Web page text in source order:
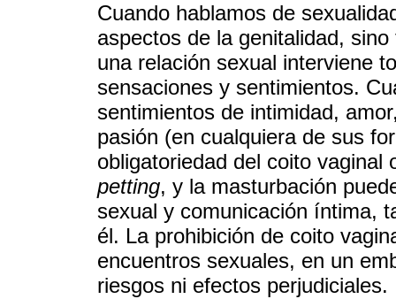
Cuando hablamos de
aspectos de la genitalidad,
una relación sexual interviene
sensaciones y sentimientos.
sentimientos de intimidad,
pasión (en cualquiera de sus
obligatoriedad del coito
petting, y la masturbación
sexual y comunicación íntima,
él. La prohibición de coito
encuentros sexuales, en un
riesgos ni efectos perjudiciales.